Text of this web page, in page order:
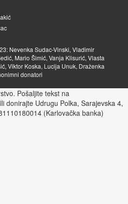
Nevenka Sudac-Vinski, Vladimir
Mario Šimić, Vanja Klisurić, Vlasta
Viktor Koska, Lucija Unuk, Draženka
donatori
Pošaljite tekst na
donirajte Udrugu Polka, Sarajevska 4,
(Karlovačka banka)